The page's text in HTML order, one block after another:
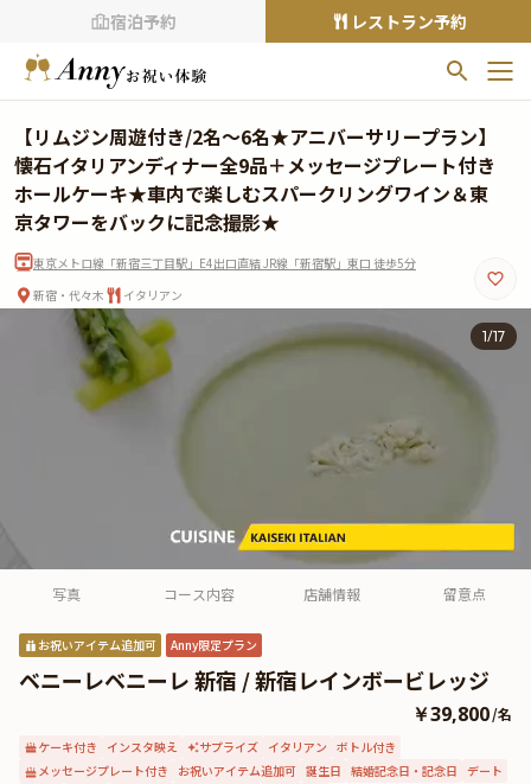
宿泊予約 レストラン予約
お気に入りプラン
お気に入りの登録がありません
プランの をクリックすることで
お気に入りに追加できます。
閲覧履歴
閲覧履歴はありません
過去に見たお店が最大10件まで表示されます。
10件を超えると、古いものから順に削除されます。
Annyお祝い体験について
Annyお祝いアイテムについて
お問い合わせ
【リムジン周遊付き/2名～6名★アニバーサリープラン】
懐石イタリアンディナー全9品＋メッセージプレート付き
ホールケーキ★車内で楽しむスパークリングワイン＆東
京タワーをバックに記念撮影★
東京メトロ線「新宿三丁目駅」E4出口直結 JR線「新宿駅」東口 徒歩5分
新宿・代々木
イタリアン
1/17
写真 コース内容 店舗情報 留意点
お祝いアイテム追加可 Anny限定プラン
ベニーレベニーレ 新宿 / 新宿レインボービレッジ
￥39,800/名
ケーキ付き インスタ映え サプライズ イタリアン ボトル付き
メッセージプレート付き
お祝いアイテム追加可 誕生日 結婚記念日・記念日 デート